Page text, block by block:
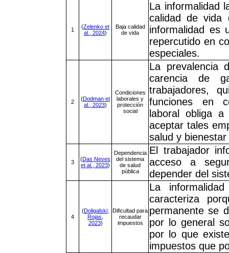
1 (Zelenko et
al., 2024)
Baja calidad
de vida
La informalidad
calidad de vida
informalidad es
repercutido en
especiales.
2 (Dodman et
al., 2023)
Condiciones
laborales y
protección
social
La prevalencia
carencia de
trabajadores,
funciones en
laboral obliga
aceptar tales
salud y
3 (Das Neves
et al., 2023)
Dependencia
del sistema
de salud
pública
El trabajador
acceso a
depender del
4
(Doligalski;
Rojas,
2023)
Dificultad para
recaudar
impuestos
La
caracteriza
permanente se
por lo general
por lo que
impuestos que